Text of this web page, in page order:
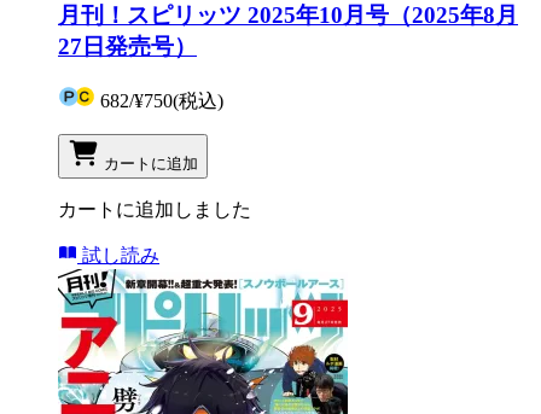
月刊！スピリッツ 2025年10月号（2025年8月
27日発売号）
682/¥750(税込)
カートに追加
カートに追加しました
試し読み